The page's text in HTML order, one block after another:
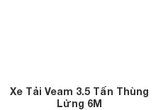
Xe Tải Veam 3.5 Tấn Thùng
Lửng 6M